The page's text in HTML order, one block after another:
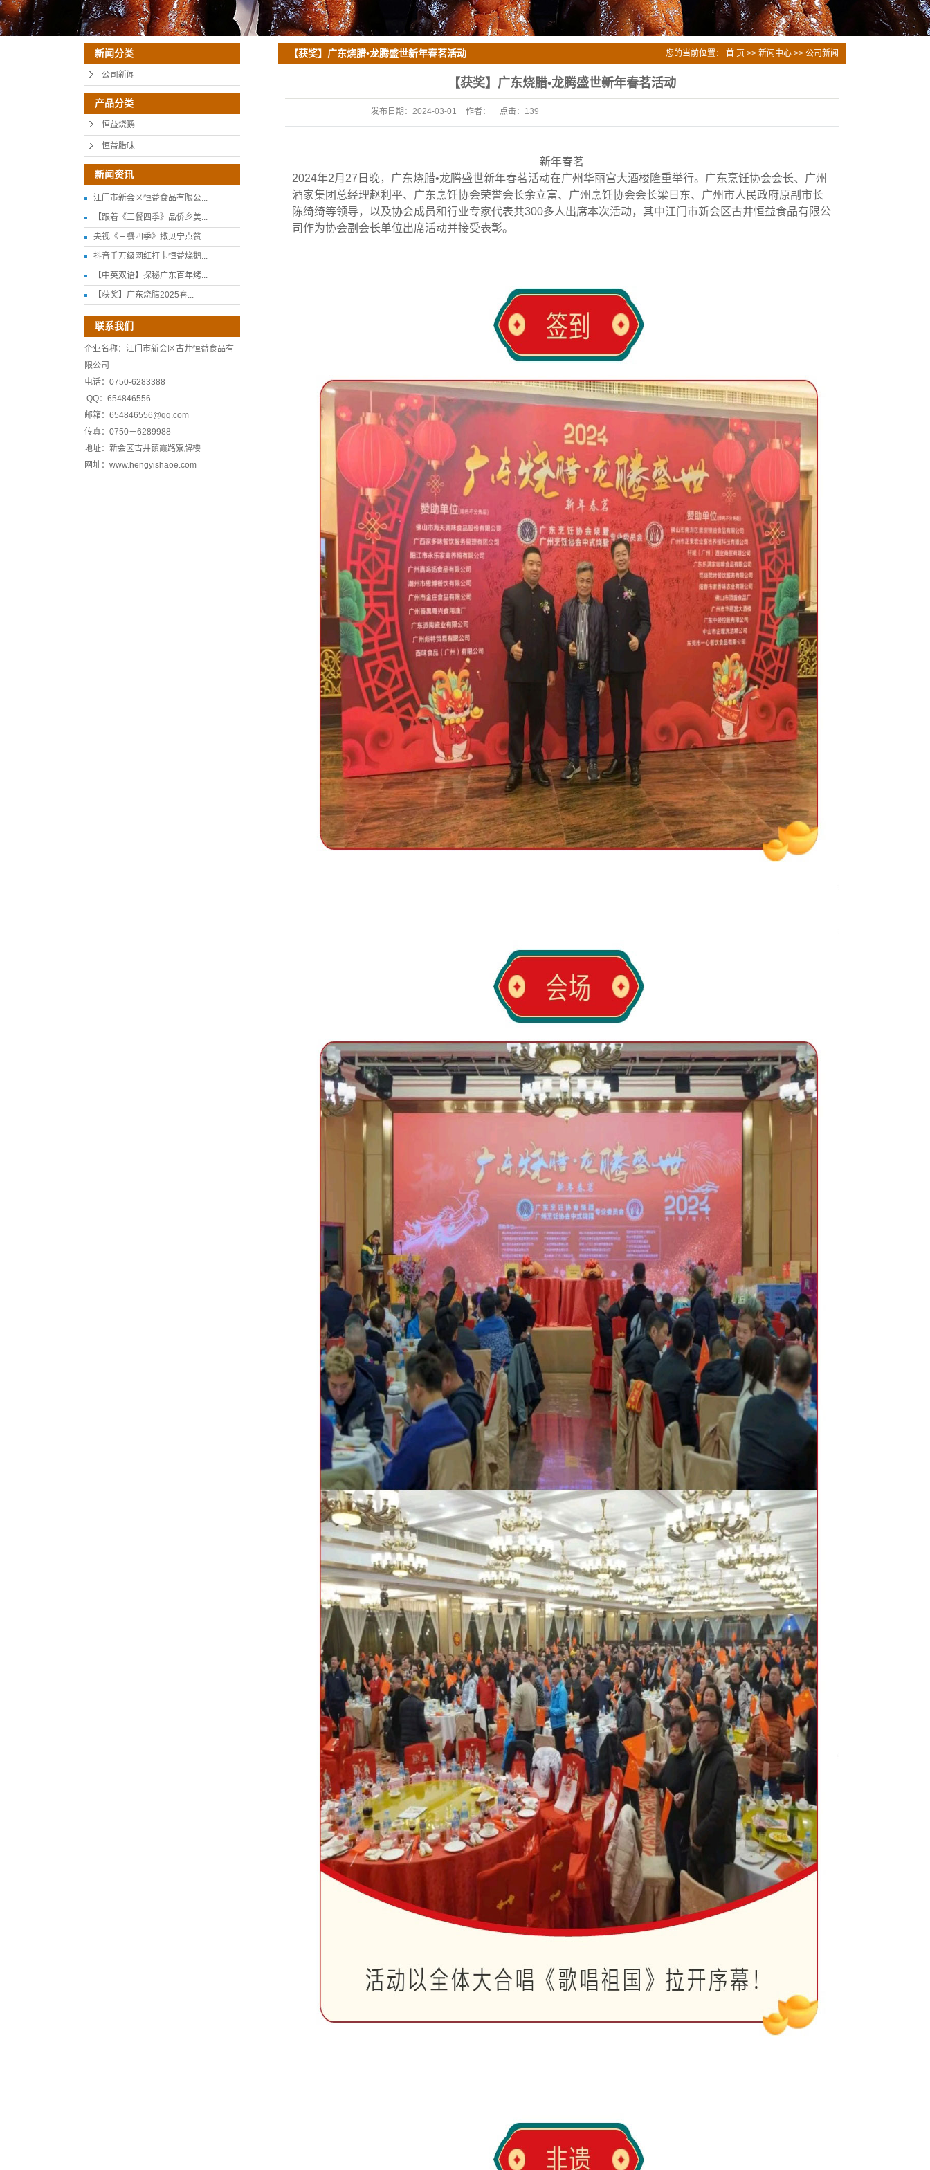
新闻分类
公司新闻
产品分类
恒益烧鹅
恒益腊味
新闻资讯
江门市新会区恒益食品有限公...
【跟着《三餐四季》品侨乡美...
央视《三餐四季》撒贝宁点赞...
抖音千万级网红打卡恒益烧鹅...
【中英双语】探秘广东百年烤...
【获奖】广东烧腊2025春...
联系我们
企业名称：江门市新会区古井恒益食品有
限公司
电话：0750-6283388
QQ：654846556
邮箱：654846556@qq.com
传真：0750－6289988
地址：新会区古井镇霞路寮牌楼
网址：www.hengyishaoe.com
【获奖】广东烧腊•龙腾盛世新年春茗活动 您的当前位置： 首 页 >> 新闻中心 >> 公司新闻
【获奖】广东烧腊•龙腾盛世新年春茗活动
发布日期： 2024-03-01 作者： 点击： 139
新年春茗
2024年2月27日晚，广东烧腊•龙腾盛世新年春茗活动在广州华丽宫大酒楼隆重举行。广东烹饪协会会长、广州
酒家集团总经理赵利平、广东烹饪协会荣誉会长余立富、广州烹饪协会会长梁日东、广州市人民政府原副市长
陈绮绮等领导，以及协会成员和行业专家代表共300多人出席本次活动，其中江门市新会区古井恒益食品有限公
司作为协会副会长单位出席活动并接受表彰。